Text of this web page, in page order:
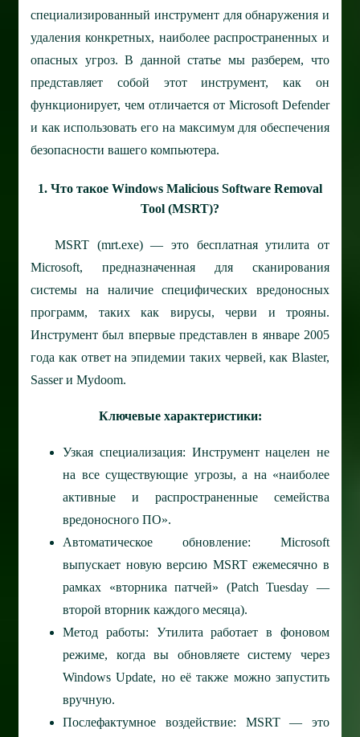
специализированный инструмент для обнаружения и
удаления конкретных, наиболее распространенных и
опасных угроз.В данной статье мы разберем, что
представляет собой этот инструмент, как он
функционирует, чем отличается от Microsoft Defender
и как использовать его на максимум для обеспечения
безопасности вашего компьютера.
1. Что такое Windows Malicious Software Removal
Tool (MSRT)?
MSRT (mrt.exe) — это бесплатная утилита от
Microsoft, предназначенная для сканирования
системы на наличие специфических вредоносных
программ, таких как вирусы, черви и трояны.
Инструмент был впервые представлен в январе 2005
года как ответ на эпидемии таких червей, как Blaster,
Sasser и Mydoom.
Ключевые характеристики:
Узкая специализация: Инструмент нацелен не
на все существующие угрозы, а на «наиболее
активные и распространенные семейства
вредоносного ПО».
Автоматическое обновление: Microsoft
выпускает новую версию MSRT ежемесячно в
рамках «вторника патчей» (Patch Tuesday —
второй вторник каждого месяца).
Метод работы: Утилита работает в фоновом
режиме, когда вы обновляете систему через
Windows Update, но её также можно запустить
вручную.
Послефактумное воздействие: MSRT — это